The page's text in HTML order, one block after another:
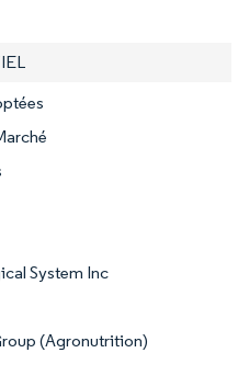
System Inc
(Agronutrition)